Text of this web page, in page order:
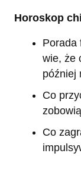
Horoskop
Porada
wie, że
później
Co
Co